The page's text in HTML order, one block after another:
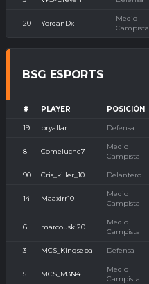
20 YordanDx
Medio
Campista
BSG ESPORTS
# PLAYER POSICIÓN
19 bryallar Defensa
8 Comeluche7
Medio
Campista
90 Cris_killer_10 Delantero
14 Maaxirr10
Medio
Campista
6 marcouski20
Medio
Campista
3 MCS_Kingseba Defensa
5 MCS_M3N4
Medio
Campista